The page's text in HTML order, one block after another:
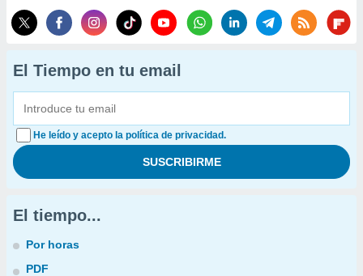
El Tiempo en tu email
He leído y acepto la política de privacidad.
El tiempo...
Por horas
PDF